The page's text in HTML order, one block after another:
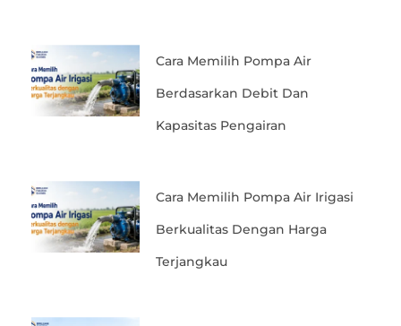
Cara Memilih Pompa Air
Berdasarkan Debit Dan
Kapasitas Pengairan
Cara Memilih Pompa Air Irigasi
Berkualitas Dengan Harga
Terjangkau